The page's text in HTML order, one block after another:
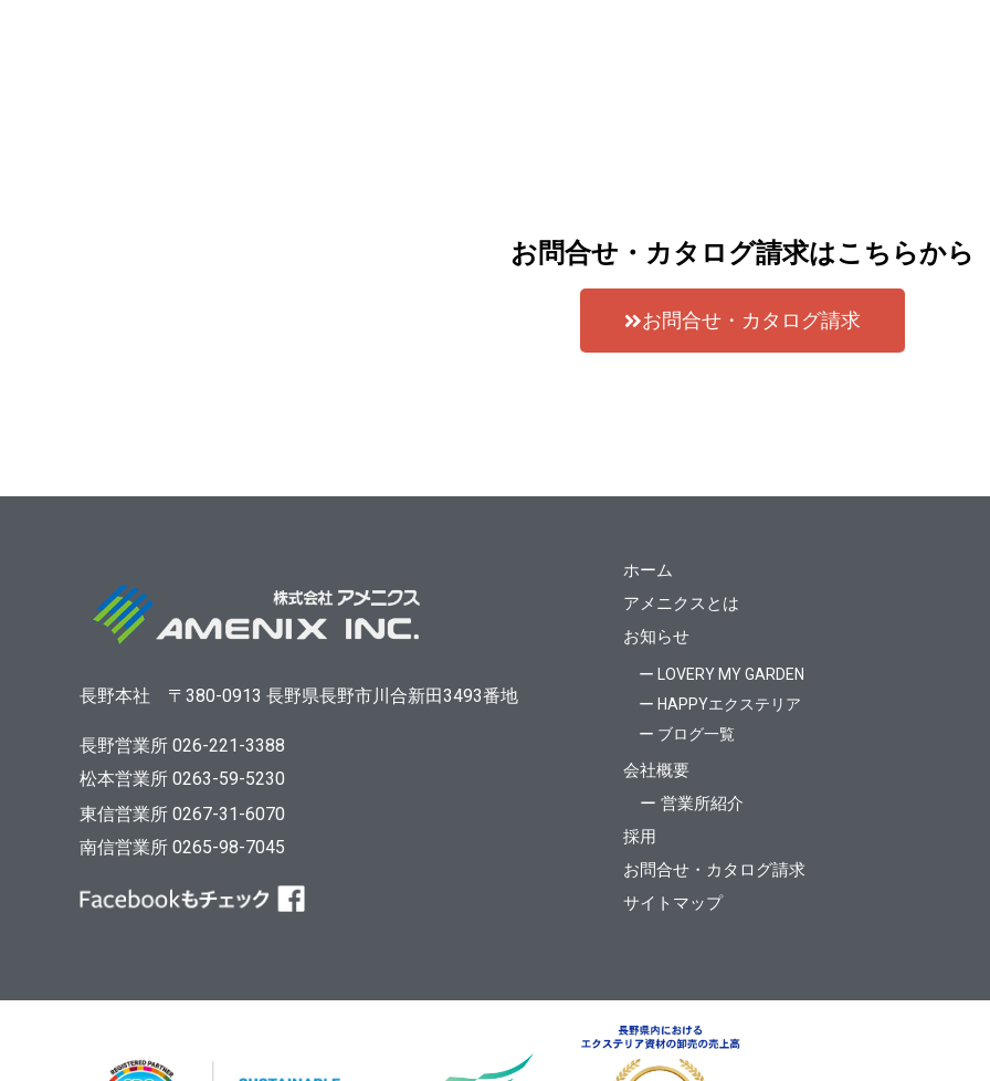
お問合せ・カタログ請求はこちらから
お問合せ・カタログ請求
長野本社 〒380-0913 長野県長野市川合新田3493番地
長野営業所 026-221-3388
松本営業所 0263-59-5230
東信営業所 0267-31-6070
南信営業所 0265-98-7045
ホーム
アメニクスとは
お知らせ
ー LOVERY MY GARDEN
ー HAPPYエクステリア
ー ブログ一覧
会社概要
ー 営業所紹介
採用
お問合せ・カタログ請求
サイトマップ